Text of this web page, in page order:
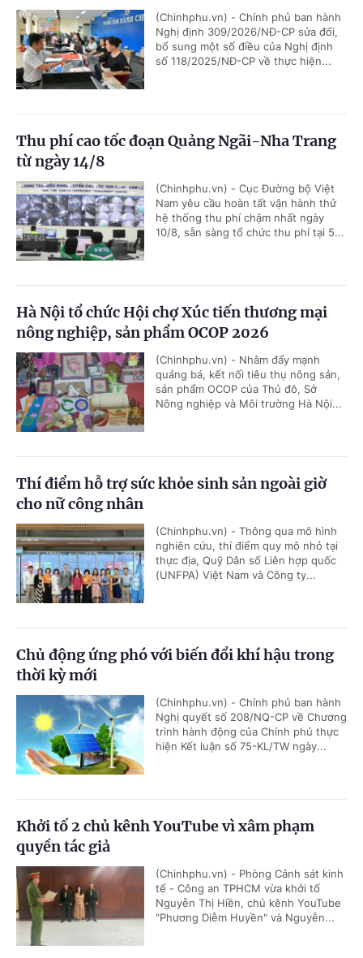
(Chinhphu.vn) - Chính phủ ban hành
Nghị định 309/2026/NĐ-CP sửa đổi,
bổ sung một số điều của Nghị định
số 118/2025/NĐ-CP về thực hiện...
Thu phí cao tốc đoạn Quảng Ngãi-Nha Trang
từ ngày 14/8
(Chinhphu.vn) - Cục Đường bộ Việt
Nam yêu cầu hoàn tất vận hành thử
hệ thống thu phí chậm nhất ngày
10/8, sẵn sàng tổ chức thu phí tại 5...
Hà Nội tổ chức Hội chợ Xúc tiến thương mại
nông nghiệp, sản phẩm OCOP 2026
(Chinhphu.vn) - Nhằm đẩy mạnh
quảng bá, kết nối tiêu thụ nông sản,
sản phẩm OCOP của Thủ đô, Sở
Nông nghiệp và Môi trường Hà Nội...
Thí điểm hỗ trợ sức khỏe sinh sản ngoài giờ
cho nữ công nhân
(Chinhphu.vn) - Thông qua mô hình
nghiên cứu, thí điểm quy mô nhỏ tại
thực địa, Quỹ Dân số Liên hợp quốc
(UNFPA) Việt Nam và Công ty...
Chủ động ứng phó với biến đổi khí hậu trong
thời kỳ mới
(Chinhphu.vn) - Chính phủ ban hành
Nghị quyết số 208/NQ-CP về Chương
trình hành động của Chính phủ thực
hiện Kết luận số 75-KL/TW ngày...
Khởi tố 2 chủ kênh YouTube vì xâm phạm
quyền tác giả
(Chinhphu.vn) - Phòng Cảnh sát kinh
tế - Công an TPHCM vừa khởi tố
Nguyễn Thị Hiền, chủ kênh YouTube
"Phương Diễm Huyền" và Nguyễn...